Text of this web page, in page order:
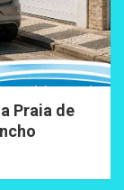
Praia de